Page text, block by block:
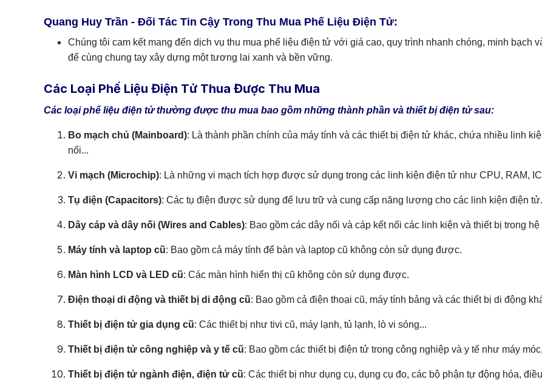
Quang Huy Trần - Đối Tác Tin Cậy Trong Thu Mua Phế Liệu Điện Tử:
Chúng tôi cam kết mang đến dịch vụ thu mua phế liệu điện tử với giá cao, quy trình nhanh chóng, minh bạch
để cùng chung tay xây dựng một tương lai xanh và bền vững.
Các Loại Phế Liệu Điện Tử Thua Được Thu Mua
Các loại phế liệu điện tử thường được thu mua bao gồm những thành phần và thiết bị điện tử sau:
Bo mạch chủ (Mainboard): Là thành phần chính của máy tính và các thiết bị điện tử khác, chứa nhiều linh
nối...
Vi mạch (Microchip): Là những vi mạch tích hợp được sử dụng trong các linh kiện điện tử như CPU, RAM,
Tụ điện (Capacitors): Các tụ điện được sử dụng để lưu trữ và cung cấp năng lượng cho các linh kiện điện tử.
Dây cáp và dây nối (Wires and Cables): Bao gồm các dây nối và cáp kết nối các linh kiện và thiết bị trong
Máy tính và laptop cũ: Bao gồm cả máy tính để bàn và laptop cũ không còn sử dụng được.
Màn hình LCD và LED cũ: Các màn hình hiển thị cũ không còn sử dụng được.
Điện thoại di động và thiết bị di động cũ: Bao gồm cả điện thoại cũ, máy tính bảng và các thiết bị di động
Thiết bị điện tử gia dụng cũ: Các thiết bị như tivi cũ, máy lạnh, tủ lạnh, lò vi sóng...
Thiết bị điện tử công nghiệp và y tế cũ: Bao gồm các thiết bị điện tử trong công nghiệp và y tế như máy
Thiết bị điện tử ngành điện, điện tử cũ: Các thiết bị như dụng cụ, dụng cụ đo, các bộ phận tự động hóa,